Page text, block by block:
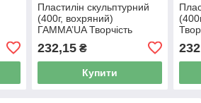
Пластилін скульптурний
(400г, вохряний)
ГАММА’UA Творчість
232,15₴
Купити